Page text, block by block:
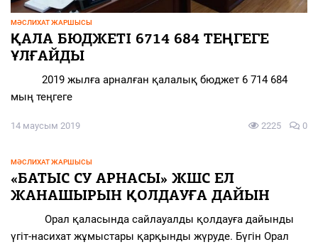
МӘСЛИХАТ ЖАРШЫСЫ
ҚАЛА БЮДЖЕТІ 6714 684 ТЕҢГЕГЕ
ҰЛҒАЙДЫ
2019 жылға арналған қалалық бюджет 6 714 684
мың теңгеге
14 маусым 2019 2225 0
МӘСЛИХАТ ЖАРШЫСЫ
«БАТЫС СУ АРНАСЫ» ЖШС ЕЛ
ЖАНАШЫРЫН ҚОЛДАУҒА ДАЙЫН
Орал қаласында сайлауалды қолдауға дайынды
үгіт-насихат жұмыстары қарқынды жүруде. Бүгін Орал